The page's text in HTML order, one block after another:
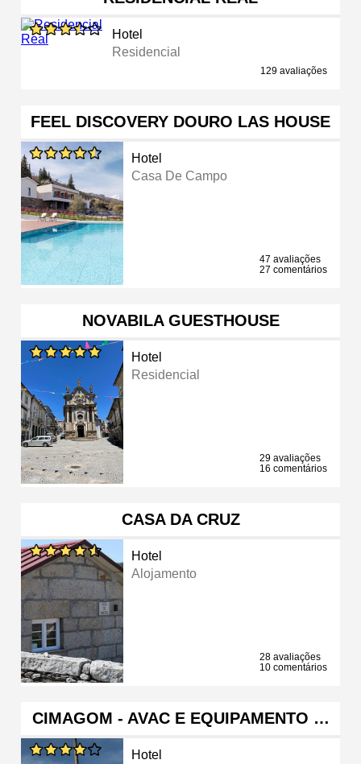
Hotel
Residencial
129 avaliações
FEEL DISCOVERY DOURO LAS HOUSE
Hotel
Casa De Campo
47 avaliações
27 comentários
NOVABILA GUESTHOUSE
Hotel
Residencial
29 avaliações
16 comentários
CASA DA CRUZ
Hotel
Alojamento
28 avaliações
10 comentários
CIMAGOM - AVAC E EQUIPAMENTO …
Hotel